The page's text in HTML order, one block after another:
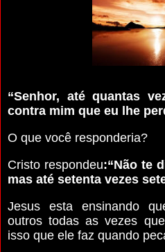
“Senhor, até quantas
contra mim que eu lhe
O que você responderia?
Cristo respondeu:“Não te
mas até setenta vezes
Jesus esta ensinando
outros todas as vezes
isso que ele faz quando